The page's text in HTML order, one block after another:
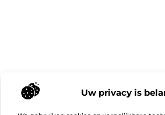
Uw privacy is